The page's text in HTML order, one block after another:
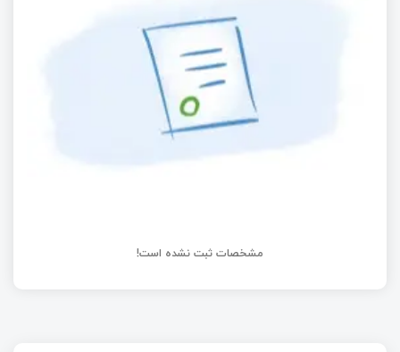
مشخصات ثبت نشده است!